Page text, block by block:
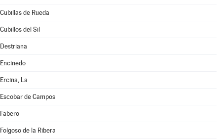
Cubillas de Rueda
Cubillos del Sil
Destriana
Encinedo
Ercina, La
Escobar de Campos
Fabero
Folgoso de la Ribera